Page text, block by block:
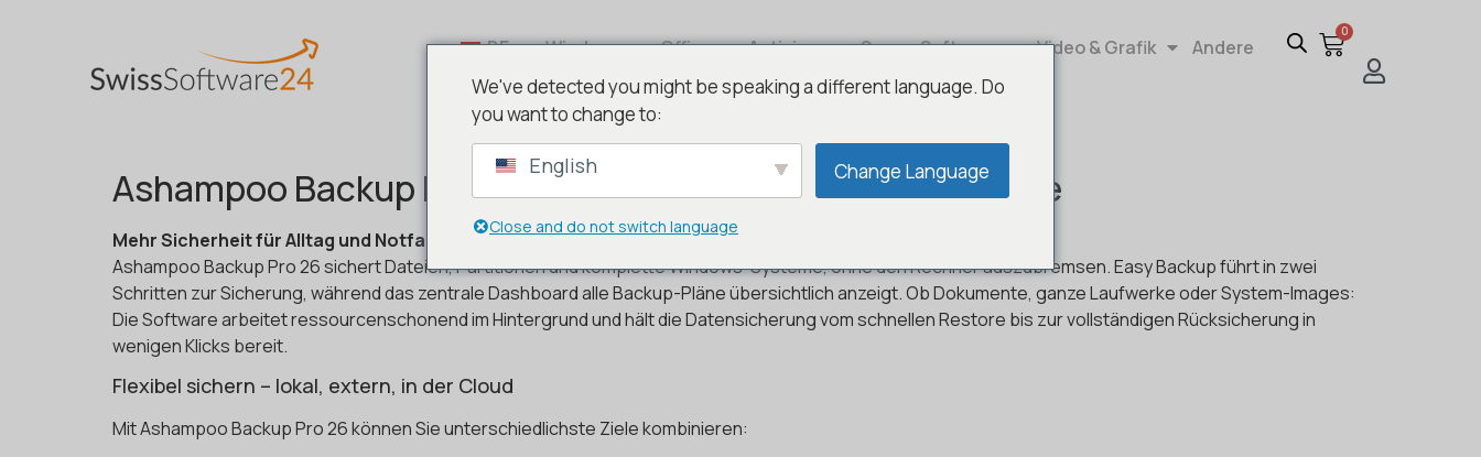
DE Windows Office Antivirus Server Software Video & Grafik Andere
0
Ashampoo Backup Pro 26 – Datensicherheit ohne Umwege
Mehr Sicherheit für Alltag und Notfall
Ashampoo Backup Pro 26 sichert Dateien, Partitionen und komplette Windows-Systeme, ohne den Rechner auszubremsen. Easy Backup führt in zwei
Schritten zur Sicherung, während das zentrale Dashboard alle Backup-Pläne übersichtlich anzeigt. Ob Dokumente, ganze Laufwerke oder System-Images:
Die Software arbeitet ressourcenschonend im Hintergrund und hält die Datensicherung vom schnellen Restore bis zur vollständigen Rücksicherung in
wenigen Klicks bereit.
Flexibel sichern – lokal, extern, in der Cloud
Mit Ashampoo Backup Pro 26 können Sie unterschiedlichste Ziele kombinieren:
We've detected you might be speaking a different language. Do
you want to change to:
English Change Language
Close and do not switch language